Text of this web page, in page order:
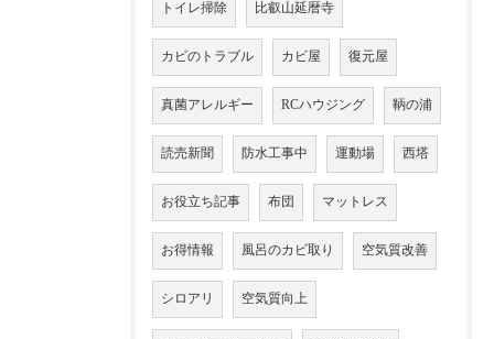
トイレ掃除 比叡山延暦寺
カビのトラブル カビ屋 復元屋
真菌アレルギー RCハウジング 鞆の浦
読売新聞 防水工事中 運動場 西塔
お役立ち記事 布団 マットレス
お得情報 風呂のカビ取り 空気質改善
シロアリ 空気質向上